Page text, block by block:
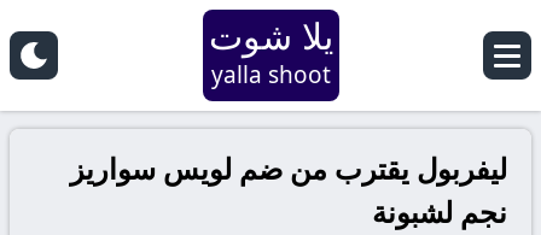
يلا شوت
yalla shoot
ليفربول يقترب من ضم لويس سواريز
نجم لشبونة